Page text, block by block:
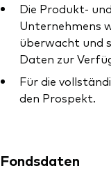
Die Produkt-
Unternehmens
überwacht und
Daten zur
Für die
den Prospekt.
Fondsdaten